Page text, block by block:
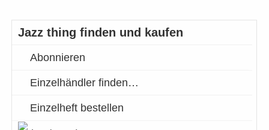
Jazz thing finden und kaufen
Abonnieren
Einzelhändler finden…
Einzelheft bestellen